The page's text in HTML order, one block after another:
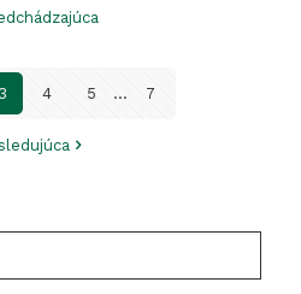
3 4 5 ... 7